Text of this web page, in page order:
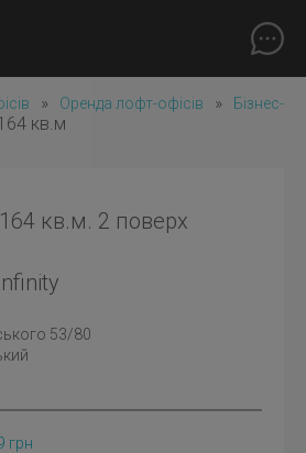
» Оренда лофт-офісів »
Бізнес-
кв.м
кв.м. 2 поверх
53/80
грн